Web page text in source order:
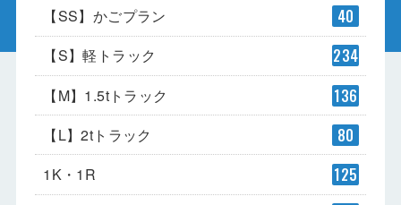
【SS】かごプラン 40
【S】軽トラック 234
【M】1.5tトラック 136
【L】2tトラック 80
1K・1R 125